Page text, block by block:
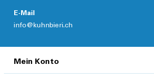
E-Mail
info@kuhnbieri.ch
Mein Konto